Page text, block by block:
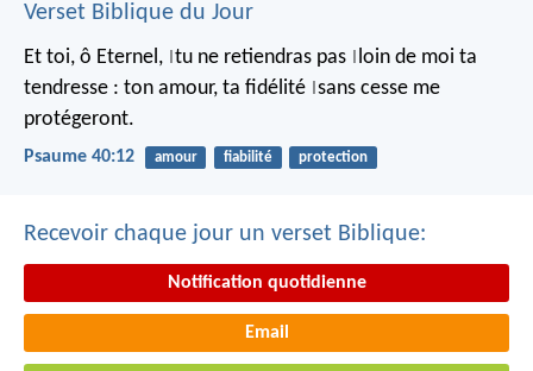
Verset Biblique du Jour
Et toi, ô Eternel, tu ne retiendras pas loin de moi ta
tendresse : ton amour, ta fidélité sans cesse me
protégeront.
Psaume 40:12 amour fiabilité protection
Recevoir chaque jour un verset Biblique:
Notification quotidienne
Email